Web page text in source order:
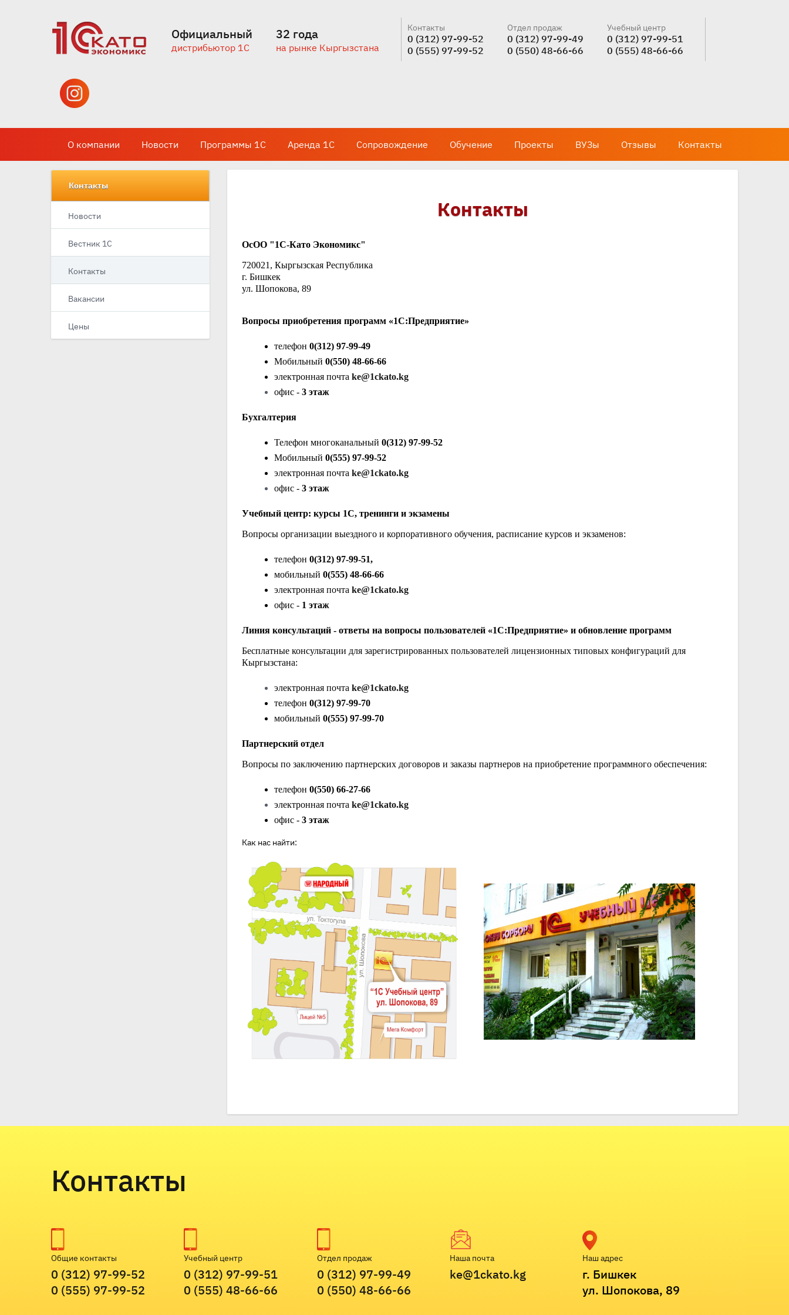
Официальный
дистрибьютор 1С
32 года
на рынке Кыргызстана
Контакты
0 (312) 97-99-52
0 (555) 97-99-52
Отдел продаж
0 (312) 97-99-49
0 (550) 48-66-66
Учебный центр
0 (312) 97-99-51
0 (555) 48-66-66
О компании Новости Программы 1С Аренда 1С Сопровождение Обучение Проекты ВУЗы Отзывы Контакты
Контакты
ОсОО "1С-Като Экономикс"
720021, Кыргызская Республика
г. Бишкек
ул. Шопокова, 89
Вопросы приобретения программ «1С:Предприятие»
телефон 0(312) 97-99-49
Мобильный 0(550) 48-66-66
электронная почта ke@1ckato.kg
офис - 3 этаж
Бухгалтерия
Телефон многоканальный 0(312) 97-99-52
Мобильный 0(555) 97-99-52
электронная почта ke@1ckato.kg
офис - 3 этаж
Учебный центр: курсы 1C, тренинги и экзамены
Вопросы организации выездного и корпоративного обучения, расписание курсов и экзаменов:
телефон 0(312) 97-99-51,
мобильный 0(555) 48-66-66
электронная почта ke@1ckato.kg
офис - 1 этаж
Линия консультаций - ответы на вопросы пользователей «1С:Предприятие» и обновление программ
Бесплатные консультации для зарегистрированных пользователей лицензионных типовых конфигураций для
Кыргызстана:
электронная почта ke@1ckato.kg
телефон 0(312) 97-99-70
мобильный 0(555) 97-99-70
Партнерский отдел
Вопросы по заключению партнерских договоров и заказы партнеров на приобретение программного обеспечения:
телефон 0(550) 66-27-66
электронная почта ke@1ckato.kg
офис - 3 этаж
Как нас найти:
Контакты
Новости
Вестник 1С
Контакты
Вакансии
Цены
Контакты
Общие контакты
0 (312) 97-99-52
0 (555) 97-99-52
Учебный центр
0 (312) 97-99-51
0 (555) 48-66-66
Отдел продаж
0 (312) 97-99-49
0 (550) 48-66-66
Наша почта
ke@1ckato.kg
Наш адрес
г. Бишкек
ул. Шопокова, 89